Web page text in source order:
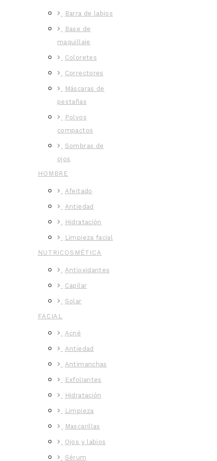
Barra de labios
Base de
maquillaje
Coloretes
Correctores
Máscaras de
pestañas
Polvos
compactos
Sombras de
ojos
HOMBRE
Afeitado
Antiedad
Hidratación
Limpieza facial
NUTRICOSMÉTICA
Antioxidantes
Capilar
Solar
FACIAL
Acné
Antiedad
Antimanchas
Exfoliantes
Hidratación
Limpieza
Mascarillas
Ojos y labios
Sérum